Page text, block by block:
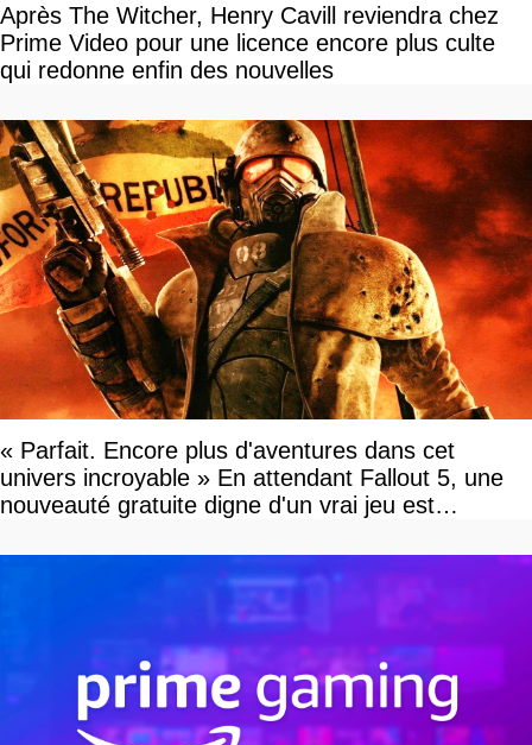
Après The Witcher, Henry Cavill reviendra chez
Prime Video pour une licence encore plus culte
qui redonne enfin des nouvelles
« Parfait. Encore plus d'aventures dans cet
univers incroyable » En attendant Fallout 5, une
nouveauté gratuite digne d'un vrai jeu est